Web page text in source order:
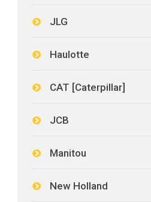
JLG
Haulotte
CAT [Caterpillar]
JCB
Manitou
New Holland